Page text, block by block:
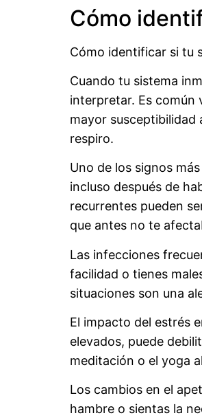
Cómo
Cómo identificar si tu
Cuando tu sistema
interpretar. Es común
mayor susceptibilidad
respiro.
Uno de los signos
incluso después de
recurrentes pueden
que antes no te
Las infecciones
facilidad o tienes
situaciones son una
El impacto del estrés
elevados, puede
meditación o el yoga
Los cambios en el
hambre o sientas la